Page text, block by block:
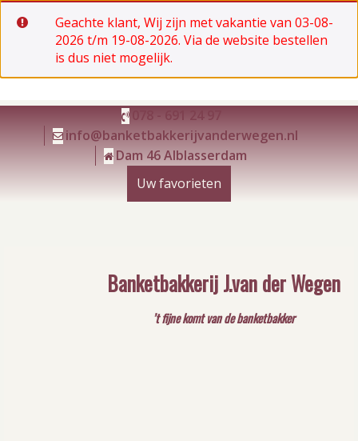
Geachte klant, Wij zijn met vakantie van 03-08-
2026 t/m 19-08-2026. Via de website bestellen
is dus niet mogelijk.
Ga
078 - 691 24 97
info@banketbakkerijvanderwegen.nl
Dam 46 Alblasserdam
Uw favorieten
Banketbakkerij J.van der Wegen
’t fijne komt van de banketbakker